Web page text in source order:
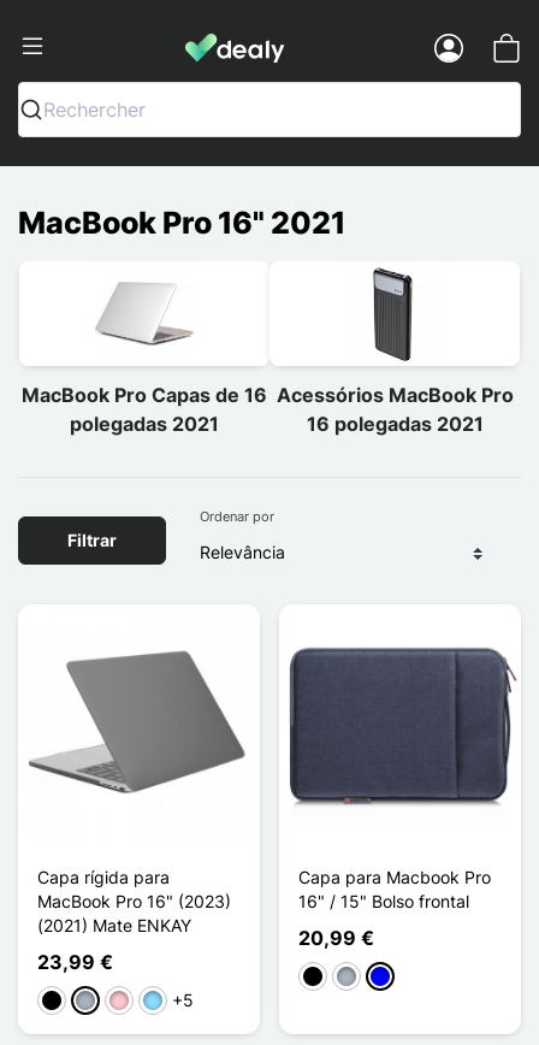
Dealy - Capas e acessórios para
Rechercher
MacBook Pro 16" 2021
MacBook Pro Capas de 16
polegadas 2021
Acessórios MacBook Pro
16 polegadas 2021
Filtrar
Ordenar por
Capa rígida para
MacBook Pro 16" (2023)
(2021) Mate ENKAY
23,99 €
PretoCinzento
RosaAzul Claro
+5
Capa para Macbook Pro
16" / 15" Bolso frontal
20,99 €
PretoCinzento
Azul